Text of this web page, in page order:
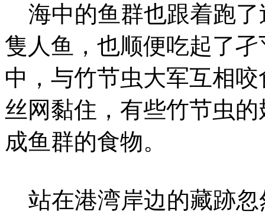
海中的鱼群也跟着跑了
隻人鱼，也顺便吃起了
中，与竹节虫大军互相
丝网黏住，有些竹节虫
成鱼群的食物。
站在港湾岸边的藏跡忽